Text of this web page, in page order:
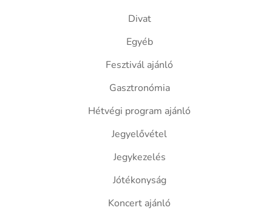
Divat
Egyéb
Fesztivál ajánló
Gasztronómia
Hétvégi program ajánló
Jegyelővétel
Jegykezelés
Jótékonyság
Koncert ajánló